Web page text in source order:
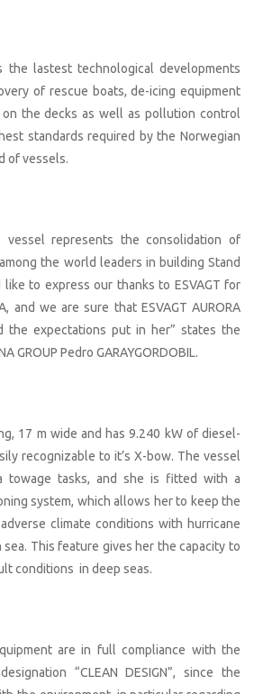
the lastest technological developments
of rescue boats, de-icing equipment
the decks as well as pollution control
standards required by the Norwegian
of vessels.
represents the consolidation of
the world leaders in building Stand
to express our thanks to ESVAGT for
and we are sure that ESVAGT AURORA
expectations put in her” states the
GROUP Pedro GARAYGORDOBIL.
17 m wide and has 9.240 kW of diesel-
recognizable to it’s X-bow. The vessel
towage tasks, and she is fitted with a
system, which allows her to keep the
climate conditions with hurricane
This feature gives her the capacity to
conditions in deep seas.
are in full compliance with the
“CLEAN DESIGN”, since the